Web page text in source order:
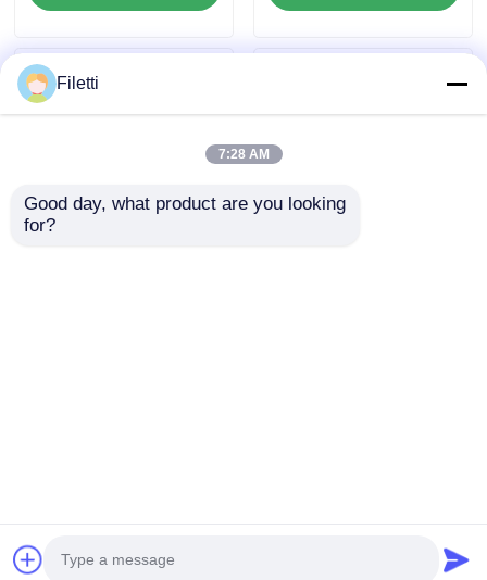
motor DC escovado
W/Fault Report
Fábrica da china.Copyright © 2026 Shenzhen
Filetti
7:28 AM
Good day, what product are you looking
for?